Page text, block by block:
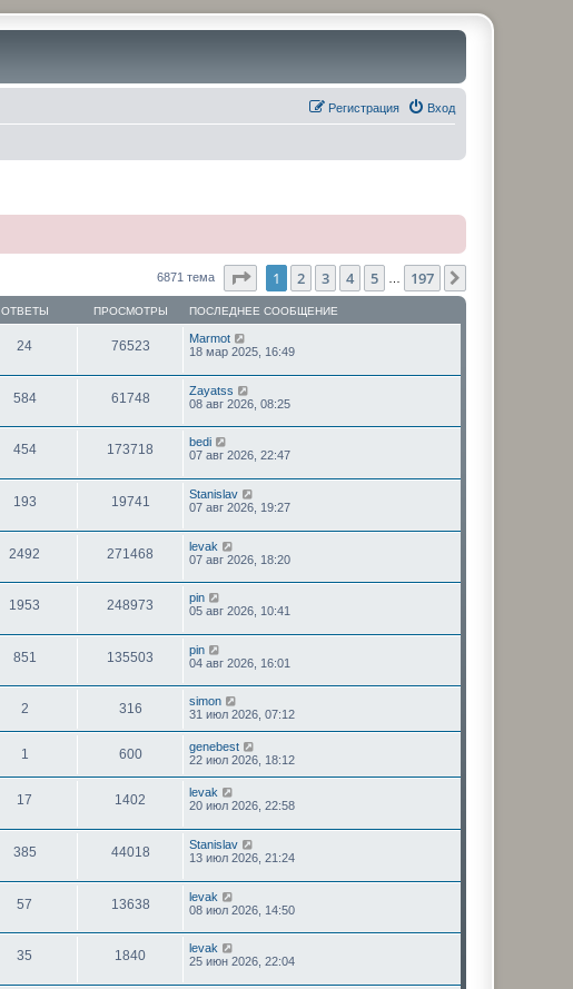
Вход
Регистрация
6871 тема Страница1 из 197
1 2 3 4 5 197
ОТВЕТЫ ПРОСМОТРЫ ПОСЛЕДНЕЕ СООБЩЕНИЕ
24 76523
Marmot
18 мар 2025, 16:49
584 61748
Zayatss
08 авг 2026, 08:25
454 173718
bedi
07 авг 2026, 22:47
193 19741
Stanislav
07 авг 2026, 19:27
2492 271468
levak
07 авг 2026, 18:20
1953 248973
pin
05 авг 2026, 10:41
851 135503
pin
04 авг 2026, 16:01
2 316
simon
31 июл 2026, 07:12
1 600
genebest
22 июл 2026, 18:12
17 1402
levak
20 июл 2026, 22:58
385 44018
Stanislav
13 июл 2026, 21:24
57 13638
levak
08 июл 2026, 14:50
35 1840
levak
25 июн 2026, 22:04